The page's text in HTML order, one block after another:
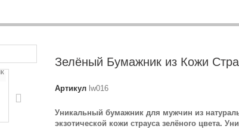
Зелёный Бумажник из Кожи
Артикул lw016
Уникальный бумажник для мужчин из
экзотической кожи страуса зелёного цвета.